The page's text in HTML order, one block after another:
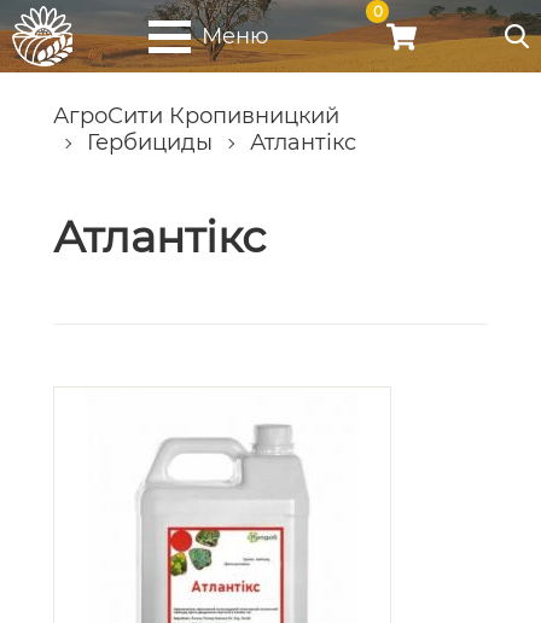
Меню
0
АгроСити Кропивницкий
Гербициды
Атлантікс
Атлантікс